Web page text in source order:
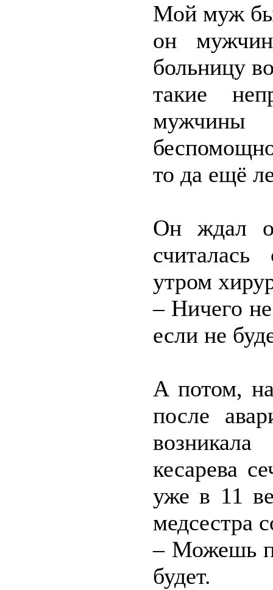
Мой муж
он
больницу
такие
мужчины
то да ещё
Он ждал
утром
– Ничего
если не
А потом,
после
кесарева
уже в 11
медсестра
– Можешь
будет.